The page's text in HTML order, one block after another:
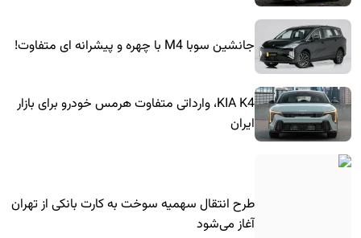
جانشین سوبا M4 با چهره و پیشرانه ای متفاوت!
KIA K4، وارداتی متفاوت هرمس خودرو برای بازار
ایران
طرح انتقال سهمیه سوخت به کارت بانکی از تهران
آغاز می‌شود